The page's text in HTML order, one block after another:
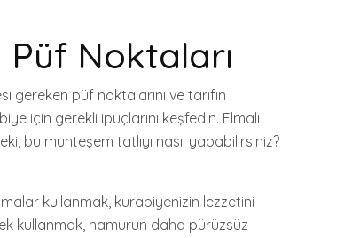
Püf Noktaları
gereken püf noktalarını ve tarifin
için gerekli ipuçlarını keşfedin. Elmalı
bu muhteşem tatlıyı nasıl yapabilirsiniz?
kullanmak, kurabiyenizin lezzetini
kullanmak, hamurun daha pürüzsüz